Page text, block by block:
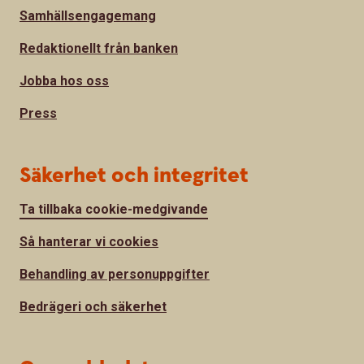
Samhällsengagemang
Redaktionellt från banken
Jobba hos oss
Press
Säkerhet och integritet
Ta tillbaka cookie-medgivande
Så hanterar vi cookies
Behandling av personuppgifter
Bedrägeri och säkerhet